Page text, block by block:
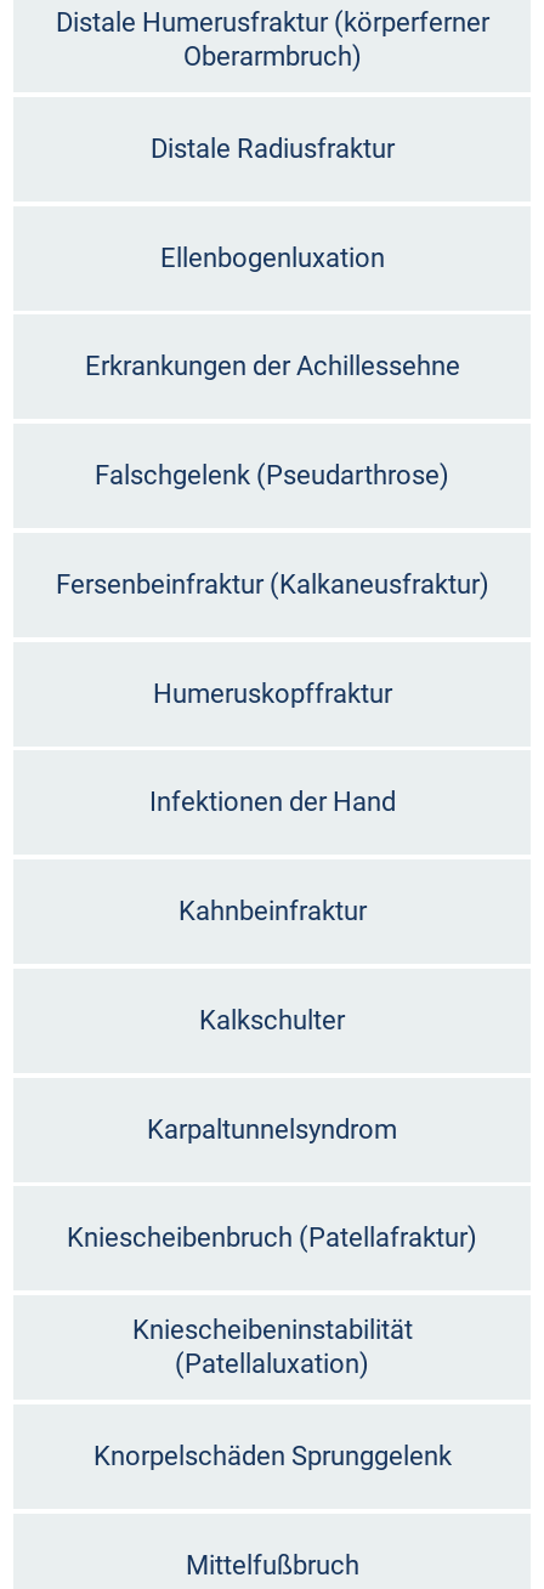
Distale Humerusfraktur (körperferner
Oberarmbruch)
Distale Radiusfraktur
Ellenbogenluxation
Erkrankungen der Achillessehne
Falschgelenk (Pseudarthrose)
Fersenbeinfraktur (Kalkaneusfraktur)
Humeruskopffraktur
Infektionen der Hand
Kahnbeinfraktur
Kalkschulter
Karpaltunnelsyndrom
Kniescheibenbruch (Patellafraktur)
Kniescheibeninstabilität
(Patellaluxation)
Knorpelschäden Sprunggelenk
Mittelfußbruch